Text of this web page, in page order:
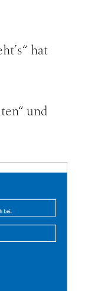
hat
und